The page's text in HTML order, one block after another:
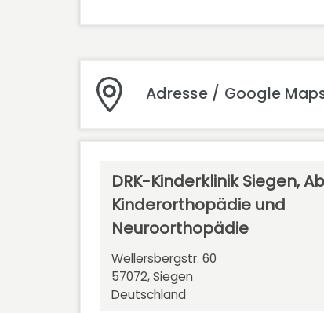
Adresse / Google
DRK-Kinderklinik Siegen,
Kinderorthopädie und
Neuroorthopädie
Wellersbergstr. 60
57072, Siegen
Deutschland